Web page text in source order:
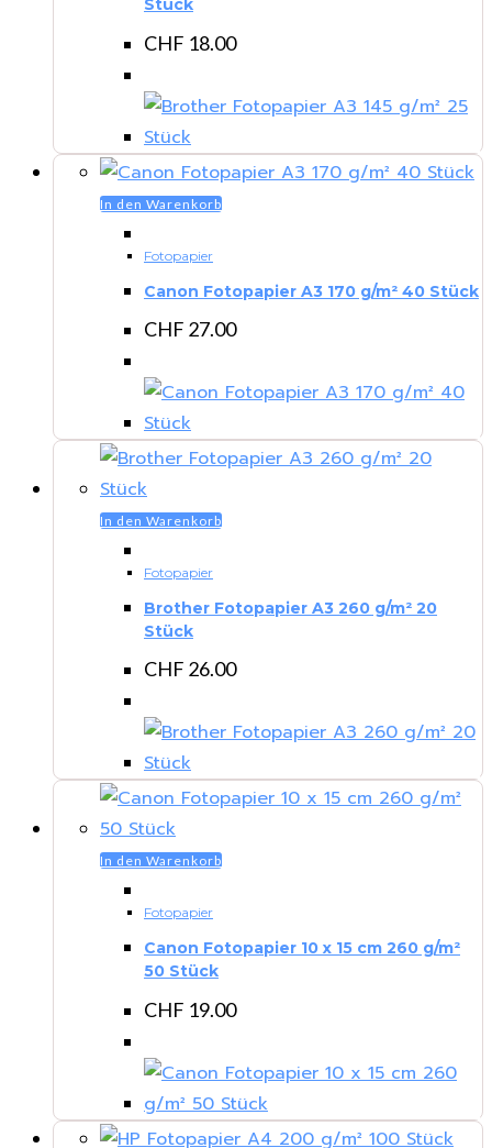
Stück
CHF 18.00
In den Warenkorb
Fotopapier
Canon Fotopapier A3 170 g/m² 40 Stück
CHF 27.00
In den Warenkorb
Fotopapier
Brother Fotopapier A3 260 g/m² 20
Stück
CHF 26.00
In den Warenkorb
Fotopapier
Canon Fotopapier 10 x 15 cm 260 g/m²
50 Stück
CHF 19.00